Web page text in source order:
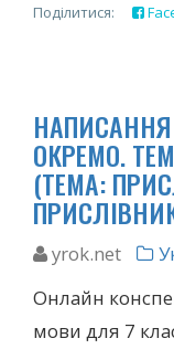
Поділитися:
ОКРЕМO.
(ТЕМА:
yrok.net
Онлайн
мови для 7